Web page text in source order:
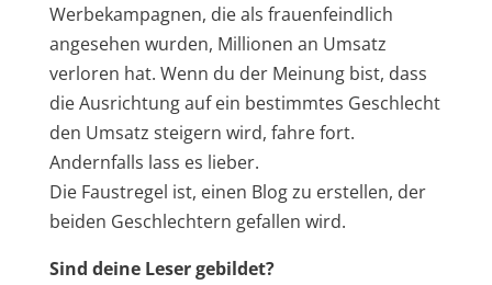
Werbekampagnen, die als frauenfeindlich
angesehen wurden, Millionen an Umsatz
verloren hat. Wenn du der Meinung bist, dass
die Ausrichtung auf ein bestimmtes Geschlecht
den Umsatz steigern wird, fahre fort.
Andernfalls lass es lieber.
Die Faustregel ist, einen Blog zu erstellen, der
beiden Geschlechtern gefallen wird.
Sind deine Leser gebildet?